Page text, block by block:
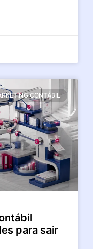
CONTÁBIL
para sair